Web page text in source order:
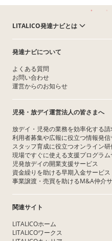
LITALICO発達ナビとは
発達ナビについて
よくある質問
お問い合わせ
運営からのお知らせ
児発・放デイ運営法人の皆さまへ
放デイ・児発の業務を効率化する請
利用者募集や広報に役立つ情報発信
スタッフ育成に役立つオンライン
現場ですぐに使える支援プログラム
児発放デイの開業支援サービス
資金繰りを助ける早期入金サービス
事業譲渡・売買を助けるM&A仲介
関連サイト
LITALICOホーム
LITALICOワークス